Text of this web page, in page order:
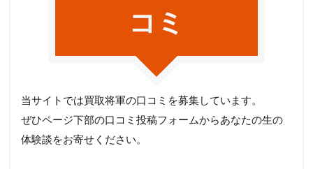
コミ
当サイトでは買取将軍の口コミを募集しています。
ぜひページ下部の口コミ投稿フォームからあなたの生の
体験談をお寄せください。